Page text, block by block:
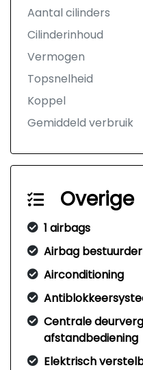
Aantal cilinders
Cilinderinhoud
Vermogen
Topsnelheid
Koppel
Gemiddeld verbruik
Overige
1 airbags
Airbag bestuurder
Airconditioning
Centrale
afstandbediening
Elektrisch